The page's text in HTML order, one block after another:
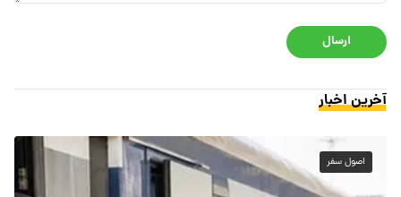
ارسال
آخرین اخبار
اصول سفر